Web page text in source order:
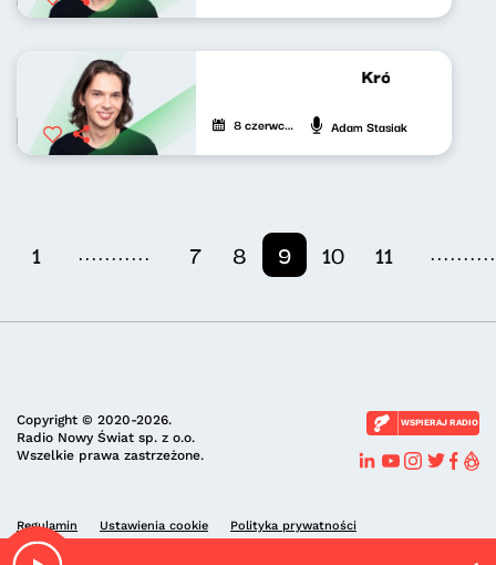
Krótkie
8 czerwca 2024 Adam Stasiak
1 ........... 7 8 9 10 11
Copyright © 2020-2026.
Radio Nowy Świat sp. z o.o.
Wszelkie prawa zastrzeżone.
WSPIERAJ RADIO
Regulamin Ustawienia cookie Polityka prywatności